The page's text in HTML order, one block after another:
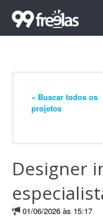
« Buscar todos os
projetos
Designer
01/06/2026 às 15:17